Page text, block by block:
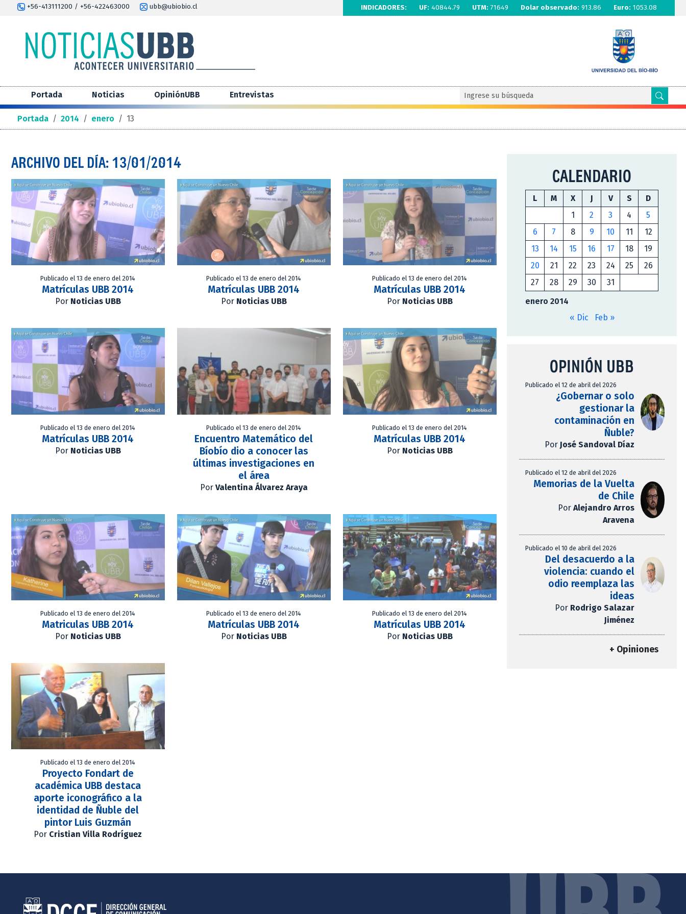
+56-413111200 / +56-422463000 ubb@ubiobio.cl INDICADORES: UF: 40844.79 UTM: 71649 Dolar observado: 913.86 Euro: 1053.08
Portada Noticias OpiniónUBB Entrevistas
Portada / 2014 / enero / 13
ARCHIVO DEL DÍA: 13/01/2014
Publicado el 13 de enero del 2014
Matrículas UBB 2014
Por Noticias UBB
Publicado el 13 de enero del 2014
Matrículas UBB 2014
Por Noticias UBB
Publicado el 13 de enero del 2014
Matrículas UBB 2014
Por Noticias UBB
Publicado el 13 de enero del 2014
Matrículas UBB 2014
Por Noticias UBB
Publicado el 13 de enero del 2014
Encuentro Matemático del
Bíobío dio a conocer las
últimas investigaciones en
el área
Por Valentina Álvarez Araya
Publicado el 13 de enero del 2014
Matrículas UBB 2014
Por Noticias UBB
Publicado el 13 de enero del 2014
Matriculas UBB 2014
Por Noticias UBB
Publicado el 13 de enero del 2014
Matrículas UBB 2014
Por Noticias UBB
Publicado el 13 de enero del 2014
Matrículas UBB 2014
Por Noticias UBB
Publicado el 13 de enero del 2014
Proyecto Fondart de
académica UBB destaca
aporte iconográfico a la
identidad de Ñuble del
pintor Luis Guzmán
Por Cristian Villa Rodríguez
CALENDARIO
enero 2014
L M X J V S
D
1
2 3 4
5
6
7 8 9 10 11
12
13
14 15 16 17 18
19
20
21 22 23 24 25
26
27
28 29 30 31
« Dic Feb »
OPINIÓN UBB
Publicado el 12 de abril del 2026
¿Gobernar o solo
gestionar la
contaminación en
Ñuble?
Por José Sandoval Díaz
Publicado el 12 de abril del 2026
Memorias de la Vuelta
de Chile
Por Alejandro Arros
Aravena
Publicado el 10 de abril del 2026
Del desacuerdo a la
violencia: cuando el
odio reemplaza las
ideas
Por Rodrigo Salazar
Jiménez
+ Opiniones